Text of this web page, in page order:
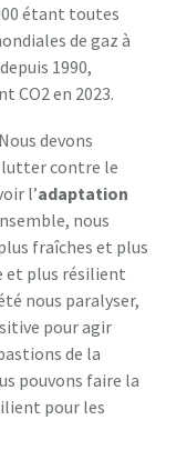
étant toutes
de gaz à
1990,
CO2 en 2023.
devons
lutter contre le
l’adaptation
nous
fraîches et plus
et plus résilient
nous paralyser,
pour agir
de la
pouvons faire la
pour les